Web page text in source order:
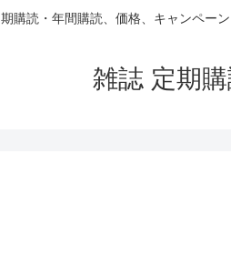
購読・年間購読、価格、キャンペー
雑誌 定期